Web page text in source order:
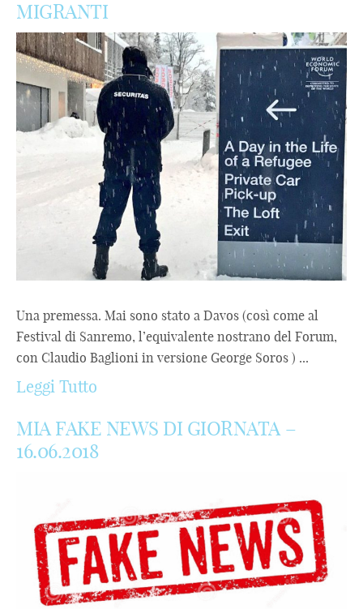
MIGRANTI
Una premessa. Mai sono stato a Davos (così come al
Festival di Sanremo, l’equivalente nostrano del Forum,
con Claudio Baglioni in versione George Soros ) ...
Leggi Tutto
MIA FAKE NEWS DI GIORNATA –
16.06.2018